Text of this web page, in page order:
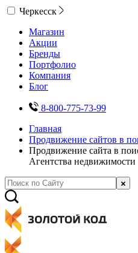
Черкесск
Магазин
Акции
Бренды
Портфолио
Компания
Блог
8-800-775-73-99
Главная
Продвижение сайтов в
Продвижение сайта в
Агентства недвижимости